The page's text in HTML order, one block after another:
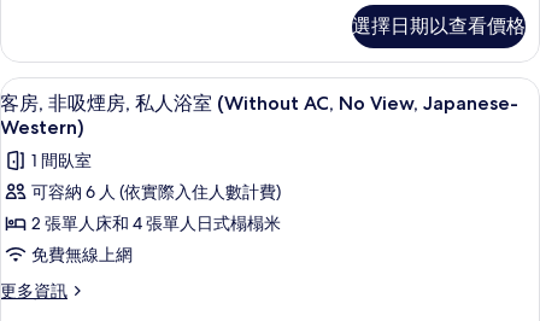
有
相
片
詳
情
房
(Without
AC
&
Bathroom,
No
View)
的
有
客
房,
非
吸
房
(Without
&
Bathroom,
View)
選擇日期以查看價格
顯
示
客
房,
非
吸
煙
4
客房, 非吸煙房, 私人浴室 (Without AC, No View, Japanese-
Western)
1 間臥室
可容納 6 人 (依實際入住人數計費)
2 張單人床和 4 張單人日式榻榻米
免費無線上網
更多資訊
更